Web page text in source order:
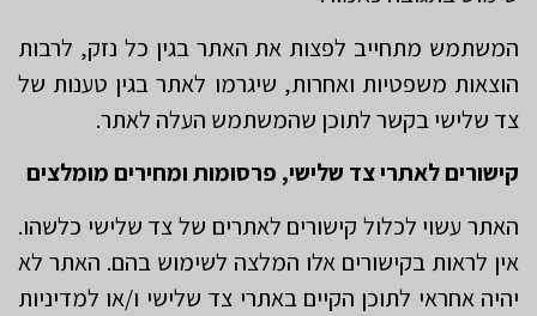
המשתמש מתחייב לפצות את האתר בגין כל נזק, לרבות
הוצאות משפטיות ואחרות, שיגרמו לאתר בגין טענות של
צד שלישי בקשר לתוכן שהמשתמש העלה לאתר.
קישורים לאתרי צד שלישי, פרסומות ומחירים מומלצים
האתר עשוי לכלול קישורים לאתרים של צד שלישי כלשהו.
אין לראות בקישורים אלו המלצה לשימוש בהם. האתר לא
יהיה אחראי לתוכן הקיים באתרי צד שלישי ו/או למדיניות